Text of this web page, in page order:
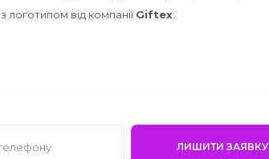
від компанії Giftex:
ЛИШИТИ ЗАЯВКУ